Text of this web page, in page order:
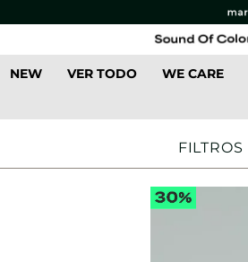
NEW VER TODO WE CARE
FILTROS